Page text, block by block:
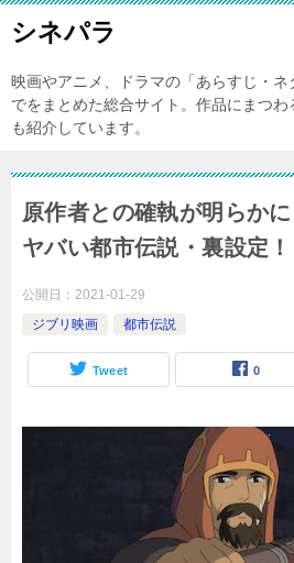
シネパラ
映画やアニメ、ドラマの「あらすじ・ネ
でをまとめた総合サイト。作品にまつ
も紹介しています。
原作者との確執が明らか
ヤバい都市伝説・裏設定！
公開日： 2021-01-29
ジブリ映画
都市伝説
Tweet 0